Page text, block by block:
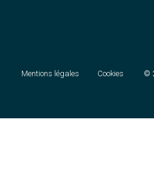
Mentions légales Cookies ©